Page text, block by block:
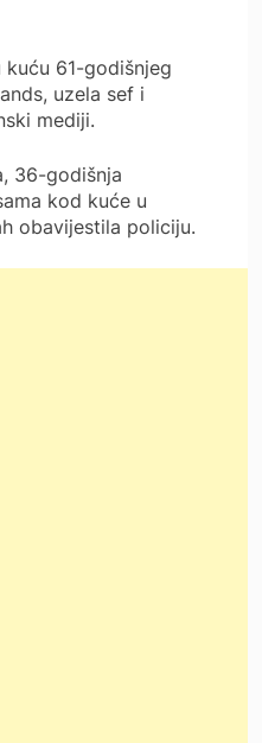
61-godišnjeg
uzela sef i
mediji.
36-godišnja
kod kuće u
obavijestila policiju.